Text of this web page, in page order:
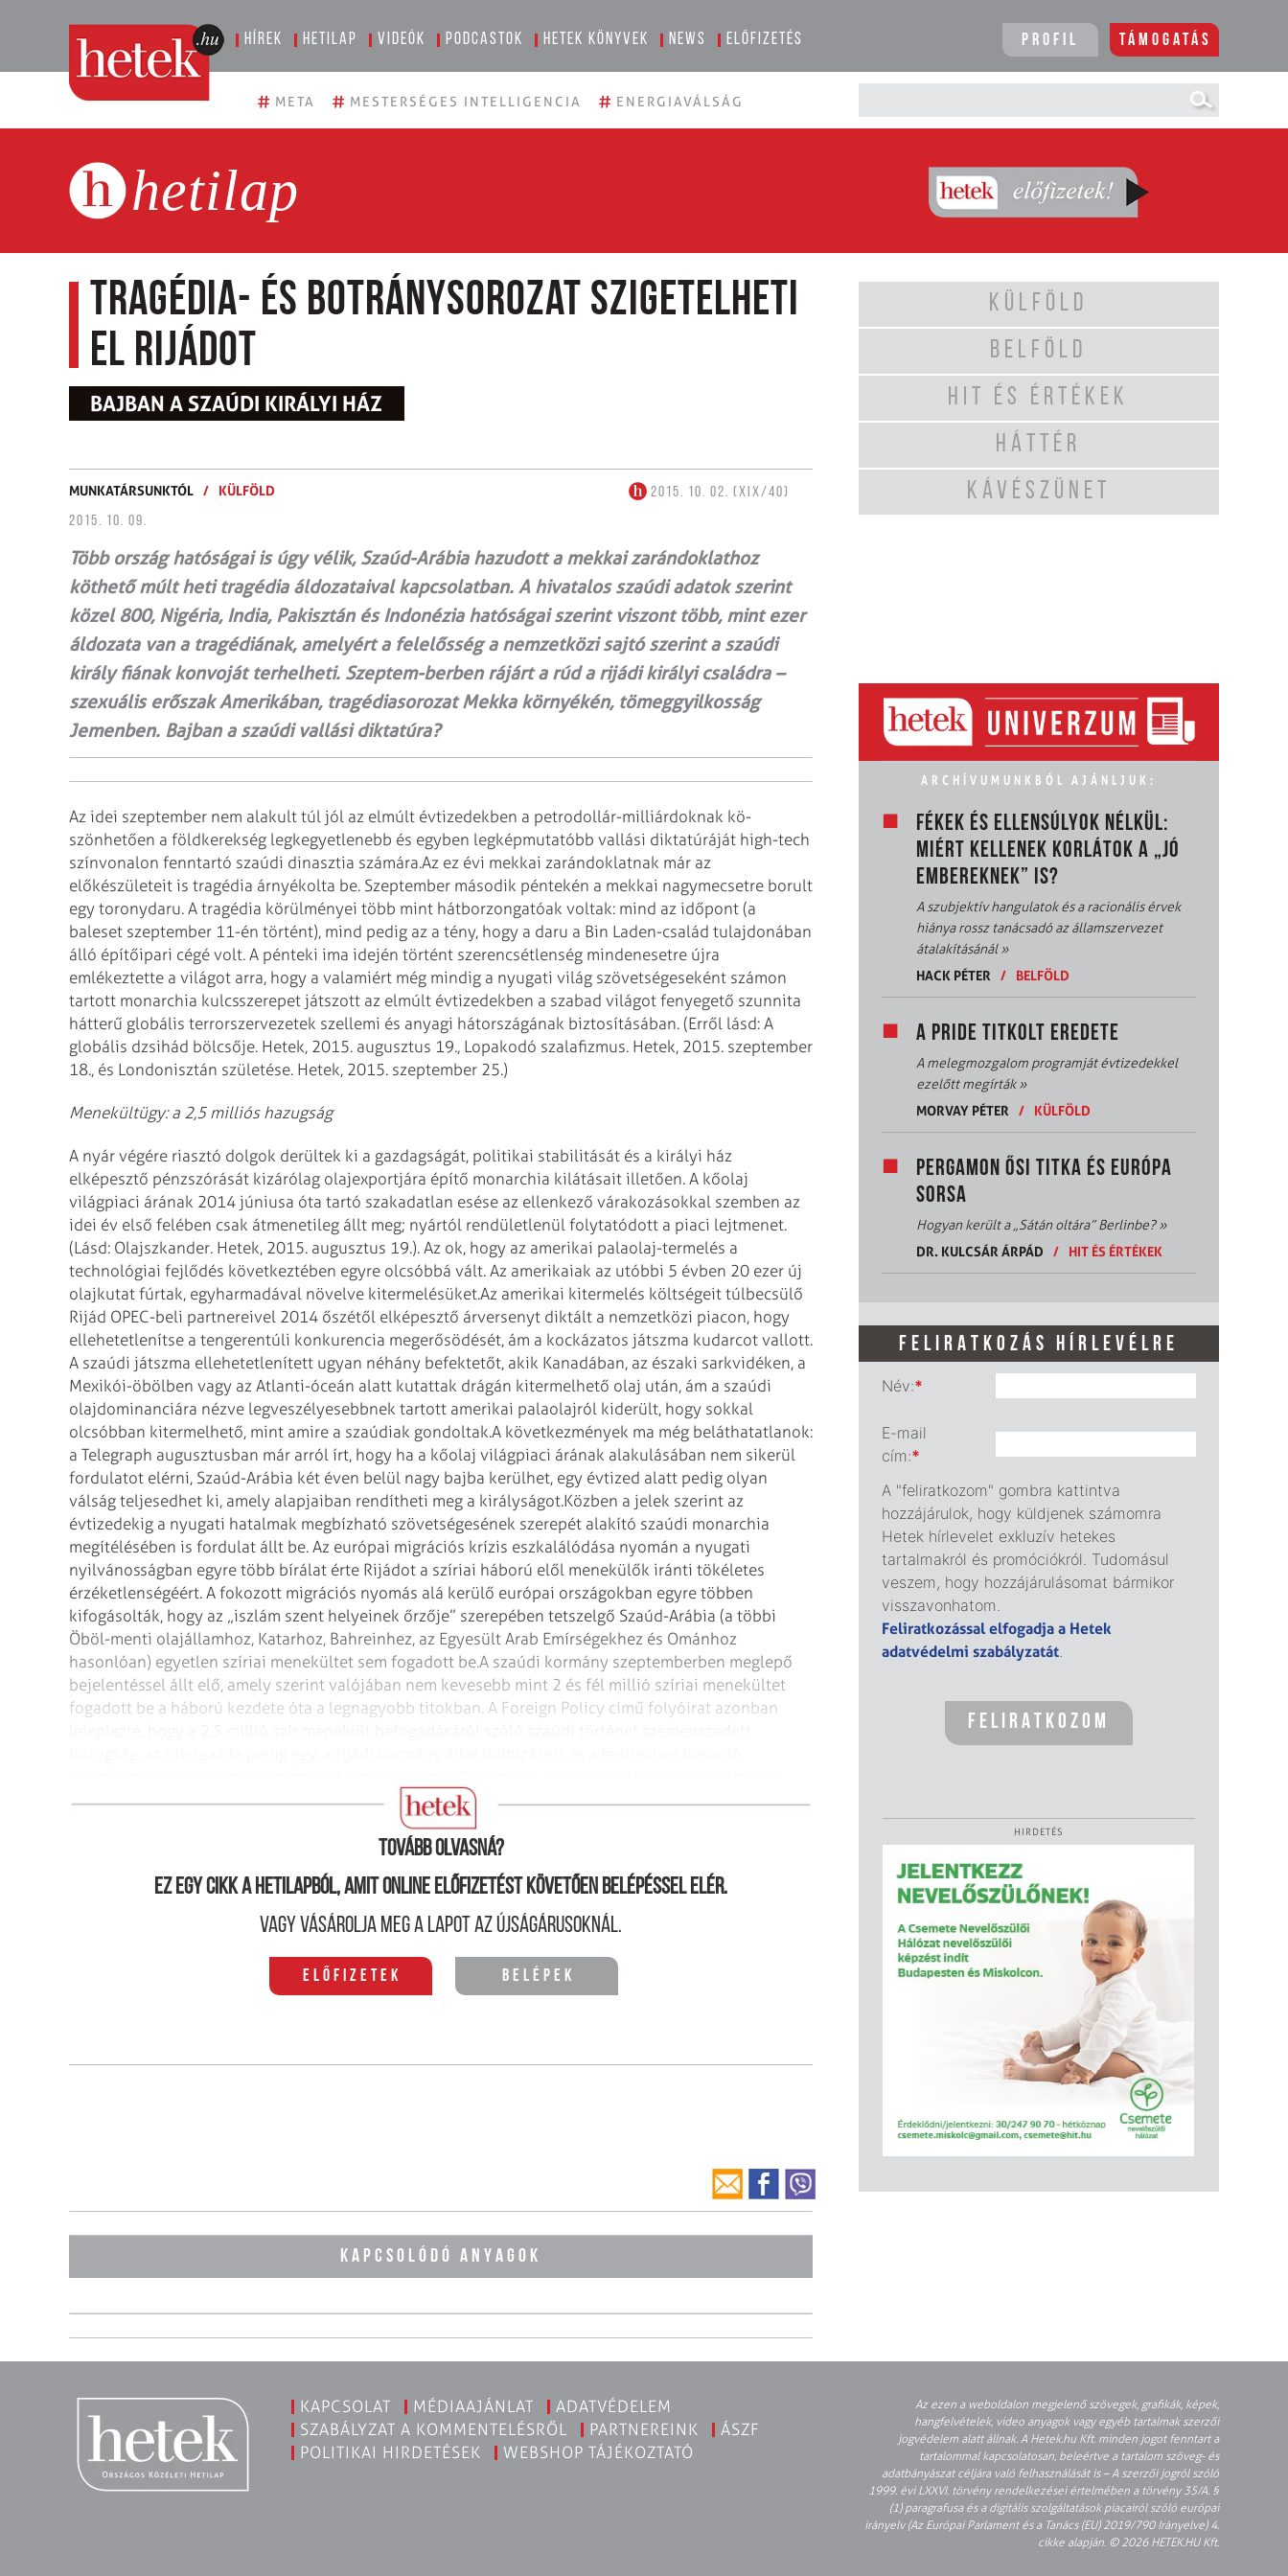
Hírek Hetilap Videók Podcastok Hetek könyvek News Előfizetés Profil Támogatás
# META # MESTERSÉGES INTELLIGENCIA # ENERGIAVÁLSÁG
hetilap
Tragédia- és botránysorozat szigetelheti
el Rijádot
BAJBAN A SZAÚDI KIRÁLYI HÁZ
MUNKATÁRSUNKTÓL / KÜLFÖLD
2015. 10. 02. (XIX/40)
2015. 10. 09.
Több ország hatóságai is úgy vélik, Szaúd-Arábia hazudott a mekkai zarándoklathoz
köthető múlt heti tragédia áldozataival kapcsolatban. A hivatalos szaúdi adatok szerint
közel 800, Nigéria, India, Pakisztán és Indonézia hatóságai szerint viszont több, mint ezer
áldozata van a tragédiának, amelyért a fele­lős­­ség a nemzetközi sajtó szerint a szaúdi
király fiának konvoját terhelheti. Szeptem­-berben rájárt a rúd a rijádi királyi családra –
szexuális erőszak Amerikában, tragédia­sorozat Mekka környékén, tömeggyilkosság
Jemenben. Bajban a szaúdi vallási diktatúra?
Az idei szeptember nem alakult túl jól az elmúlt évtizedekben a petrodollár-milliárdoknak kö­
szönhetően a földkerekség legkegyetlenebb és egyben legképmutatóbb vallási diktatúráját high-tech
színvonalon fenntartó szaúdi dinasztia számára.Az ez évi mekkai zarándoklatnak már az
előkészületeit is tragédia árnyékolta be. Szeptember második péntekén a mekkai nagymecsetre borult
egy toronydaru. A tragédia körülményei több mint hátborzongatóak voltak: mind az időpont (a
baleset szeptember 11-én történt), mind pedig az a tény, hogy a daru a Bin Laden-család tulajdonában
álló építőipari cégé volt. A pénteki ima idején történt szerencsétlenség mindenesetre újra
emlékeztette a világot arra, hogy a valamiért még mindig a nyugati világ szövetségeseként számon
tartott monarchia kulcsszerepet játszott az elmúlt évtizedekben a szabad világot fenyegető szunnita
hátterű globális terrorszervezetek szellemi és anyagi hátországának biztosításában. (Erről lásd: A
globális dzsihád bölcsője. Hetek, 2015. augusztus 19., Lopakodó szalafizmus. Hetek, 2015. szeptember
18., és Londonisztán születése. Hetek, 2015. szeptember 25.)
Menekültügy: a 2,5 milliós hazugság
A nyár végére riasztó dolgok derültek ki a gazdagságát, politikai stabilitását és a királyi ház
elképesztő pénzszórását kizárólag olajexportjára építő monarchia kilátásait illetően. A kőolaj
világpiaci árának 2014 júniusa óta tartó szakadatlan esése az ellenkező várakozásokkal szemben az
idei év első felében csak átmenetileg állt meg; nyártól rendületlenül folytatódott a piaci lejtmenet.
(Lásd: Olajszkander. Hetek, 2015. augusztus 19.). Az ok, hogy az amerikai palaolaj-termelés a
technológiai fejlődés következtében egyre olcsóbbá vált. Az amerikaiak az utóbbi 5 évben 20 ezer új
olajkutat fúrtak, egyharmadával növelve kitermelésüket.Az amerikai kitermelés költségeit túlbecsülő
Rijád OPEC-beli partnereivel 2014 őszétől elképesztő árversenyt diktált a nemzetközi piacon, hogy
ellehetetlenítse a tengerentúli konkurencia megerősödését, ám a kockázatos játszma kudarcot vallott.
A szaúdi játszma ellehetetlenített ugyan néhány befektetőt, akik Kanadában, az északi sarkvidéken, a
Mexikói-öbölben vagy az Atlanti-óceán alatt kutattak drágán kitermelhető olaj után, ám a szaúdi
olajdominanciára nézve legveszélyesebbnek tartott amerikai palaolajról kiderült, hogy sokkal
olcsóbban kitermelhető, mint amire a szaúdiak gondoltak.A következmények ma még beláthatatlanok:
a Telegraph augusztusban már arról írt, hogy ha a kőolaj világpiaci árának alakulásában nem sikerül
fordulatot elérni, Szaúd-Arábia két éven belül nagy bajba kerülhet, egy évtized alatt pedig olyan
válság teljesedhet ki, amely alapjaiban rendítheti meg a királyságot.Közben a jelek szerint az
évtizedekig a nyugati hatalmak megbízható szövetségesének szerepét alakító szaúdi monarchia
megítélésében is fordulat állt be. Az európai migrációs krízis eszkalálódása nyomán a nyugati
nyilvánosságban egyre több bírálat érte Rijádot a szíriai háború elől menekülők iránti tökéletes
érzéketlenségéért. A fokozott migrációs nyomás alá kerülő európai országokban egyre többen
kifogásolták, hogy az „iszlám szent helyeinek őrzője” szerepében tetszelgő Szaúd-Arábia (a többi
Öböl-menti olajállamhoz, Katarhoz, Bahreinhez, az Egyesült Arab Emírségekhez és Ománhoz
hasonlóan) egyetlen szíriai menekültet sem fogadott be.A szaúdi kormány szeptemberben meglepő
bejelentéssel állt elő, amely szerint valójában nem kevesebb mint 2 és fél millió szíriai menekültet
fogadott be a háború kezdete óta a legnagyobb titokban. A Foreign Policy című folyóirat azonban
magyarul az Index foglalkozott az elmúlt időszakban).
Tovább olvasná?
Ez egy cikk a hetilapból, amit online előfizetést követően belépéssel elér.
Vagy vásárolja meg a lapot az újságárusoknál.
Előfizetek Belépek
KAPCSOLÓDÓ ANYAGOK
KÜLFÖLD
BELFÖLD
HIT ÉS ÉRTÉKEK
HÁTTÉR
KÁVÉSZÜNET
ARCHÍVUMUNKBÓL AJÁNLJUK:
FÉKEK ÉS ELLENSÚLYOK NÉLKÜL:
MIÉRT KELLENEK KORLÁTOK A „JÓ
EMBEREKNEK” IS?
A szubjektív hangulatok és a racionális érvek
hiánya rossz tanácsadó az államszervezet
átalakításánál»
HACK PÉTER
/ BELFÖLD
A PRIDE TITKOLT EREDETE
A melegmozgalom programját évtizedekkel
ezelőtt megírták»
MORVAY PÉTER
/ KÜLFÖLD
PERGAMON ŐSI TITKA ÉS EURÓPA
SORSA
Hogyan került a „Sátán oltára” Berlinbe?»
DR. KULCSÁR ÁRPÁD
/ HIT ÉS ÉRTÉKEK
FELIRATKOZÁS HÍRLEVÉLRE
Név:*
E-mail
cím:*
A "feliratkozom" gombra kattintva
hozzájárulok, hogy küldjenek számomra
Hetek hírlevelet exkluzív hetekes
tartalmakról és promóciókról. Tudomásul
veszem, hogy hozzájárulásomat bármikor
visszavonhatom.
Feliratkozással elfogadja a Hetek
adatvédelmi szabályzatát.
HIRDETÉS
KAPCSOLAT MÉDIAAJÁNLAT
ADATVÉDELEM
SZABÁLYZAT A KOMMENTELÉSRŐL
PARTNEREINK
ÁSZF
POLITIKAI HIRDETÉSEK
WEBSHOP TÁJÉKOZTATÓ
Az ezen a weboldalon megjelenő szövegek, grafikák, képek,
hangfelvételek, video anyagok vagy egyéb tartalmak szerzői
jogvédelem alatt állnak. A Hetek.hu Kft. minden jogot fenntart a
tartalommal kapcsolatosan, beleértve a tartalom szöveg- és
adatbányászat céljára való felhasználását is – A szerzői jogról szóló
1999. évi LXXVI. törvény rendelkezései értelmében a törvény 35/A. §
(1) paragrafusa és a digitális szolgáltatások piacairól szóló európai
irányelv (Az Európai Parlament és a Tanács (EU) 2019/790 Irányelve) 4.
cikke alapján. © 2026 HETEK.HU Kft.